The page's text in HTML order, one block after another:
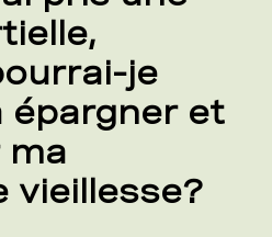
je
épargner et
ma
vieillesse?